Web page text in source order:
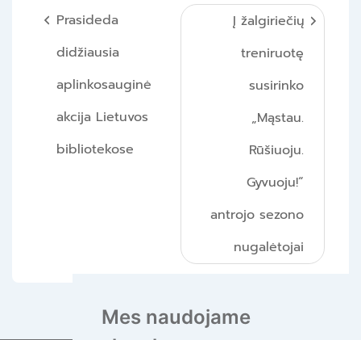
Mes naudojame
Navigacija
tarp
įrašų
Prasideda
didžiausia
aplinkosauginė
akcija Lietuvos
bibliotekose
Į žalgiriečių
treniruotę
susirinko
„Mąstau.
Rūšiuoju.
Gyvuoju!“
antrojo sezono
nugalėtojai